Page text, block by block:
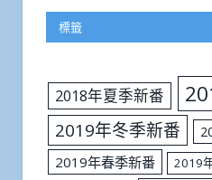
標籤
2018年夏季新番
2019年冬季新番
2019年春季新番
2019